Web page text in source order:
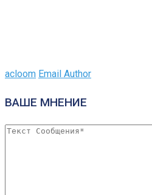
acloom Email Author
ВАШЕ МНЕНИЕ